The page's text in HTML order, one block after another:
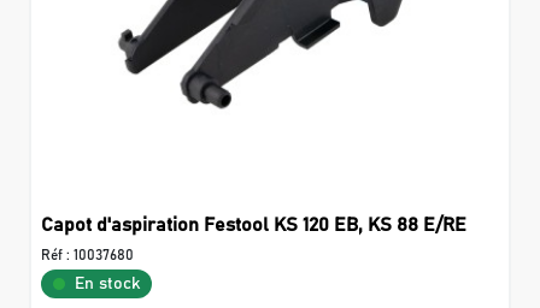
Capot d'aspiration Festool KS 120 EB, KS 88 E/RE
Réf : 10037680
En stock